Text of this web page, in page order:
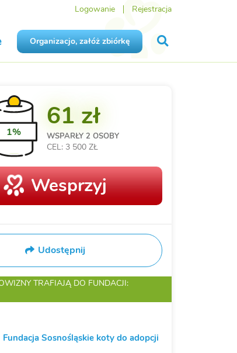
Logowanie Rejestracja
Organizacjo, załóż zbiórkę
1%
61 zł
WSPARŁY 2 OSOBY
CEL: 3 500 ZŁ
Wesprzyj
Udostępnij
TRAFIAJĄ DO FUNDACJI:
Fundacja Sosnośląskie koty do adopcji